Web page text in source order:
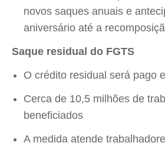
novos saques anuais e
aniversário até a
Saque residual do FGTS
O crédito residual será pago
Cerca de 10,5 milhões de
beneficiados
A medida atende